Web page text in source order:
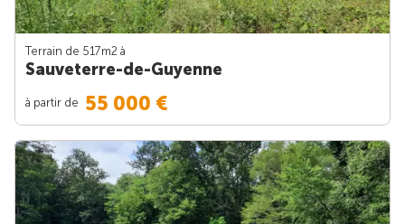
Terrain de 517m2 à
Sauveterre-de-Guyenne
à partir de 55 000 €